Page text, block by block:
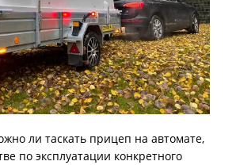
ли таскать прицеп на автомате,
по эксплуатации конкретного